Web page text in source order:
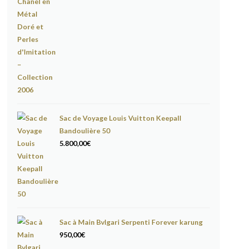
Sac de Voyage Louis Vuitton Keepall
Bandoulière 50
5.800,00€
Sac à Main Bvlgari Serpenti Forever karung
950,00€